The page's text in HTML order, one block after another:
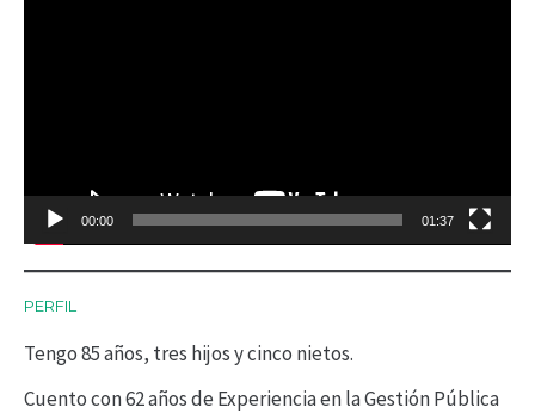
d
c
t
o
r
00:00 01:37
PERFIL
Tengo 85 años, tres hijos y cinco nietos.
Cuento con 62 años de Experiencia en la Gestión Pública